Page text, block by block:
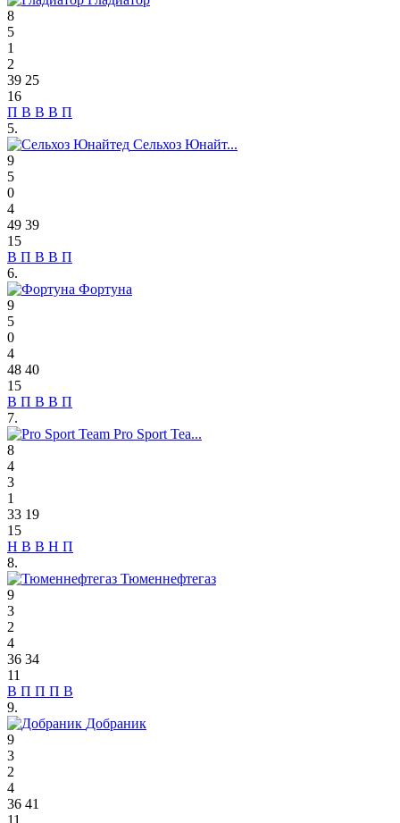
8
5
1
2
39 25
16
П В В В П
5.
Сельхоз Юнайт...
9
5
0
4
49 39
15
В П В В П
6.
Фортуна
9
5
0
4
48 40
15
В П В В П
7.
Pro Sport Tea...
8
4
3
1
33 19
15
Н В В Н П
8.
Тюменнефтегаз
9
3
2
4
36 34
11
В П П П В
9.
Добраник
9
3
2
4
36 41